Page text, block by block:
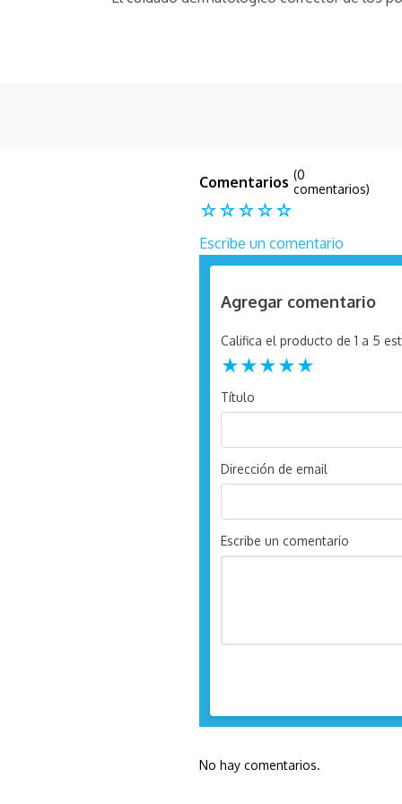
☆☆☆☆☆
(0
comentarios)
Escribe un comentario
Agregar comentario
Título
Califica el producto de 1 a 5
★★★★★
Dirección de email
Escribe un comentario
No hay comentarios.